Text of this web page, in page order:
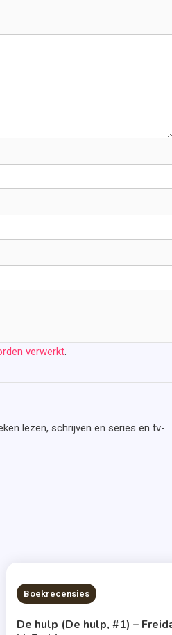
verwerkt.
lezen, schrijven en series en tv-
7 MINS READ
Boekrecensies
De hulp (De hulp, #1) –